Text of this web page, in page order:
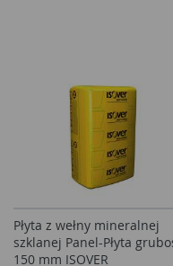
Płyta z wełny mineralnej
szklanej Panel-Płyta
150 mm ISOVER